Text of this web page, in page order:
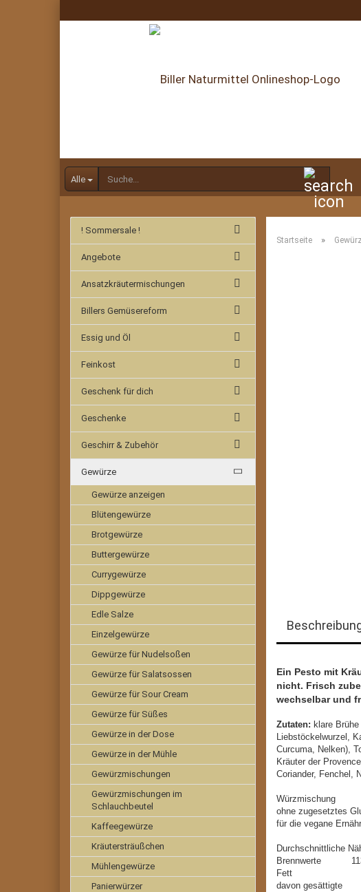
Alle
Startseite »
Ein Pesto mit
nicht. Frisch
wechselbar und
Zutaten: klare
Liebstöckelwurzel,
Curcuma, Nelken),
Kräuter der
Coriander, Fenchel,
Würzmischung
ohne zugesetztes
für die vegane
Durchschnittliche
Brennwerte
Fett
davon gesättigte
! Sommersale !
Angebote
Ansatzkräutermischungen
Billers Gemüsereform
Essig und Öl
Feinkost
Geschenk für dich
Geschenke
Geschirr & Zubehör
Gewürze
Gewürze anzeigen
Blütengewürze
Brotgewürze
Buttergewürze
Currygewürze
Dippgewürze
Edle Salze
Einzelgewürze
Gewürze für Nudelsoßen
Gewürze für Salatsossen
Gewürze für Sour Cream
Gewürze für Süßes
Gewürze in der Dose
Gewürze in der Mühle
Gewürzmischungen
Gewürzmischungen im
Schlauchbeutel
Kaffeegewürze
Kräutersträußchen
Mühlengewürze
Panierwürzer